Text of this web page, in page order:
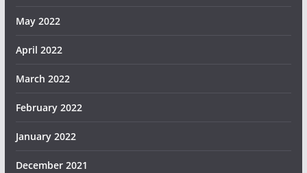
May 2022
April 2022
March 2022
February 2022
January 2022
December 2021